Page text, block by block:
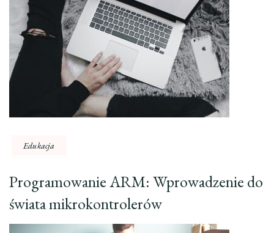
Edukacja
Programowanie ARM: Wprowadzenie do
świata mikrokontrolerów